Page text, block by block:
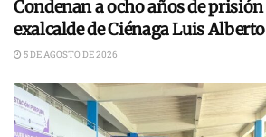
Condenan a ocho años de
exalcalde de Ciénaga Luis
5 DE AGOSTO DE 2026